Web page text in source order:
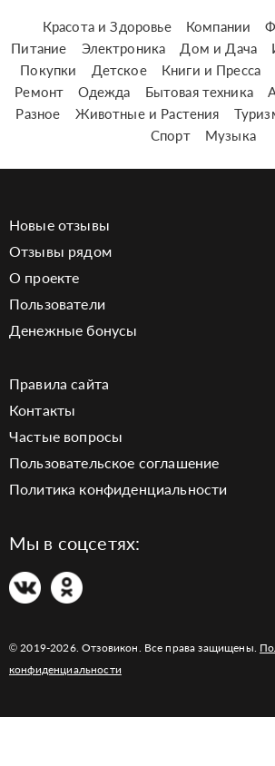
Красота и Здоровье Компании
Питание
Электроника Дом и Дача
Покупки
Детское Книги и Пресса
Ремонт
Одежда Бытовая техника
Разное
Животные и Растения
Спорт
Музыка
Новые отзывы
Отзывы рядом
О проекте
Пользователи
Денежные бонусы
Правила сайта
Контакты
Частые вопросы
Пользовательское соглашение
Политика конфиденциальности
Мы в соцсетях:
© 2019-2026. Отзовикон. Все права защищены.
конфиденциальности